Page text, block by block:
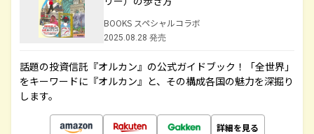
BOOKS スペシャルコラボ
2025.08.28 発売
話題の投資信託『オルカン』の公式ガイドブック！「全世界」
をキーワードに『オルカン』と、その構成各国の魅力を深掘り
します。
詳細を見る